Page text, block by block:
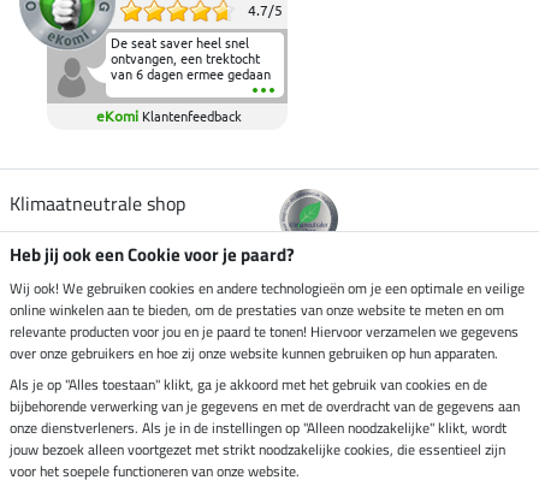
4.7/5
De seat saver heel snel
ontvangen, een trektocht
van 6 dagen ermee gedaan
en deze heeft de beproeving
fantastisch doorstaan.
Heerlijk zacht om op te
elkaar in het zadel.
eKomi Klantenfeedback
Klimaatneutrale shop
Verzending per
Veilig betalen met
Impressum
Heb jij ook een Cookie voor je paard?
Wij ook! We gebruiken cookies en andere technologieën om je een optimale en veilige
online winkelen aan te bieden, om de prestaties van onze website te meten en om
relevante producten voor jou en je paard te tonen! Hiervoor verzamelen we gegevens
over onze gebruikers en hoe zij onze website kunnen gebruiken op hun apparaten.
Als je op "Alles toestaan" klikt, ga je akkoord met het gebruik van cookies en de
bijbehorende verwerking van je gegevens en met de overdracht van de gegevens aan
onze dienstverleners. Als je in de instellingen op "Alleen noodzakelijke" klikt, wordt
jouw bezoek alleen voortgezet met strikt noodzakelijke cookies, die essentieel zijn
voor het soepele functioneren van onze website.